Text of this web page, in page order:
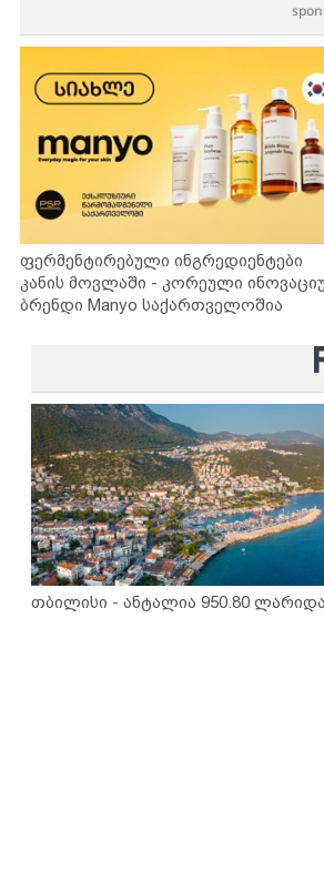
ფერმენტირებული ინგრედიენტები
კანის მოვლაში - კორეული
ბრენდი Manyo საქართველოშია
თბილისი - ანტალია 950.80